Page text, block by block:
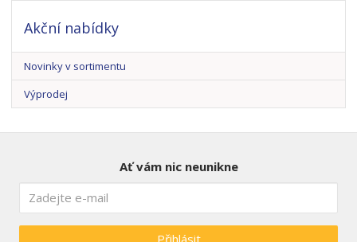
Akční nabídky
Novinky v sortimentu
Výprodej
Ať vám nic neunikne